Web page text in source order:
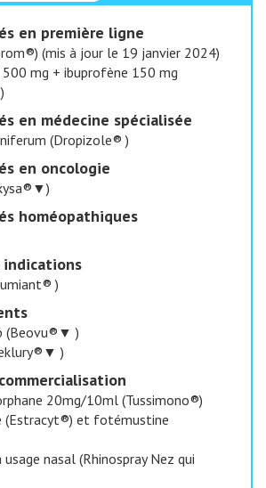
en première ligne
(mis à jour le 19 janvier 2024)
mg + ibuprofène 150 mg
en médecine spécialisée
(Dropizole® )
en oncologie
homéopathiques
indications
)
(Beovu®▼ )
)
20mg/10ml (Tussimono®)
(Estracyt®) et fotémustine
nasal (Rhinospray Nez qui